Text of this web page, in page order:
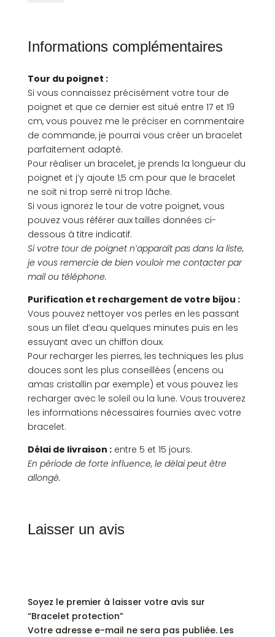
Informations complémentaires
Tour du poignet :
Si vous connaissez précisément votre tour de
poignet et que ce dernier est situé entre 17 et 19
cm, vous pouvez me le préciser en commentaire
de commande, je pourrai vous créer un bracelet
parfaitement adapté.
Pour réaliser un bracelet, je prends la longueur du
poignet et j’y ajoute 1,5 cm pour que le bracelet
ne soit ni trop serré ni trop lâche.
Si vous ignorez le tour de votre poignet, vous
pouvez vous référer aux tailles données ci-
dessous à titre indicatif.
Si votre tour de poignet n’apparaît pas dans la liste,
je vous remercie de bien vouloir me contacter par
mail ou téléphone.
Purification et rechargement de votre bijou :
Vous pouvez nettoyer vos perles en les passant
sous un filet d’eau quelques minutes puis en les
essuyant avec un chiffon doux.
Pour recharger les pierres, les techniques les plus
douces sont les plus conseillées (encens ou
amas cristallin par exemple) et vous pouvez les
recharger avec le soleil ou la lune. Vous trouverez
les informations nécessaires fournies avec votre
bracelet.
Délai de livraison :entre 5 et 15 jours.
En période de forte influence, le délai peut être
allongé.
Laisser un avis
Soyez le premier à laisser votre avis sur
“Bracelet protection”
Votre adresse e-mail ne sera pas publiée. Les